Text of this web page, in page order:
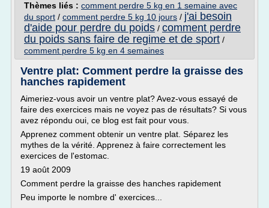
Thèmes liés : comment perdre 5 kg en 1 semaine avec
du sport / comment perdre 5 kg 10 jours / j'ai besoin
d'aide pour perdre du poids / comment perdre
du poids sans faire de regime et de sport /
comment perdre 5 kg en 4 semaines
Ventre plat: Comment perdre la graisse des
hanches rapidement
Aimeriez-vous avoir un ventre plat? Avez-vous essayé de
faire des exercices mais ne voyez pas de résultats? Si vous
avez répondu oui, ce blog est fait pour vous.
Apprenez comment obtenir un ventre plat. Séparez les
mythes de la vérité. Apprenez à faire correctement les
exercices de l'estomac.
19 août 2009
Comment perdre la graisse des hanches rapidement
Peu importe le nombre d' exercices...